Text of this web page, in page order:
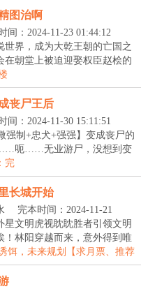
图治啊
间：2024-11-23 01:44:12
世界，成为大乾王朝的亡国之
在朝堂上被迫迎娶权臣赵桧的
丧尸王后
间：2024-11-30 15:11:51
强制+忠犬+强强】变成丧尸的
呃……无业游尸，没想到变
完
长城开始
完本时间：2024-11-21
星文明虎视眈眈胜者引领文明
！林阳穿越而来，意外得到唯
饵，未来规划【求月票、推荐